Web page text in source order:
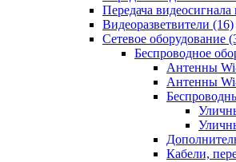
Передача
Видеоразветвители (16)
Сетевое оборудование
Беспроводное
Антенны
Антенны
Кабели,